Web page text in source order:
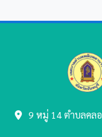
9 หมู่ 14 ตำบลคล